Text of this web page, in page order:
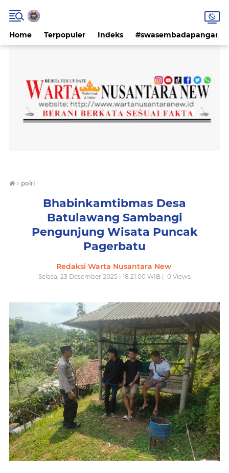
Home Terpopuler Indeks #swasembadapangan
› polri
Bhabinkamtibmas Desa
Batulawang Sambangi
Pengunjung Wisata Puncak
Pagerbatu
Redaksi Warta Nusantara New
Selasa, 23 Desember 2025 | 18.21.00 WIB | 0 Views